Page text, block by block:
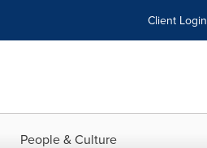
Client Login
People & Culture